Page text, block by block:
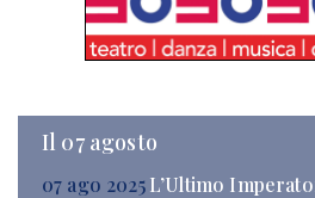
Il 07 agosto
07 ago 2025 L’Ultimo